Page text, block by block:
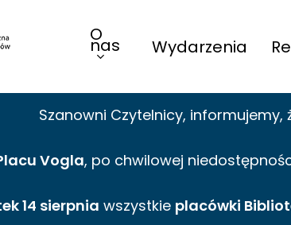
O
nas Wydarzenia
Szanowni Czytelnicy, informujemy,
Vogla, po chwilowej
14 sierpnia wszystkie placówki